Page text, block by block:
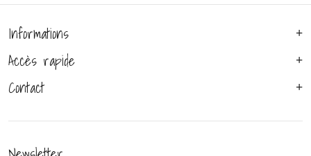
Informations
Accès rapide
Contact